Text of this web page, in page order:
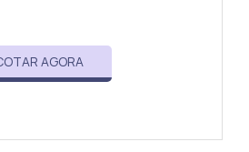
AGORA